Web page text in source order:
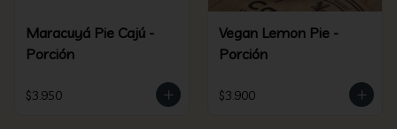
Maracuyá Pie Cajú -
Porción
$3.950
Vegan Lemon Pie -
Porción
$3.900